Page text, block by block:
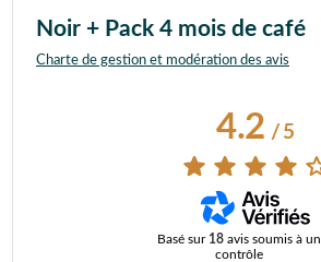
Noir + Pack 4 mois de café
Charte de gestion et modération des avis
4.2 / 5
Basé sur 18 avis soumis à un
contrôle